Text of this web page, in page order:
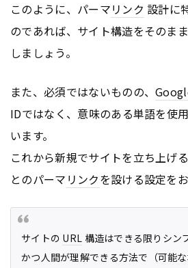
このように、パーマリンク 設計に
のであれば、サイト構造をそのま
しましょう。
また、必須ではないものの、
IDではなく、意味のある単語を使
います。
これから新規でサイトを立ち上げ
とのパーマ リンクを設ける設定を
サイトの URL 構造はできる限りシン
かつ人間が理解できる方法で（可能